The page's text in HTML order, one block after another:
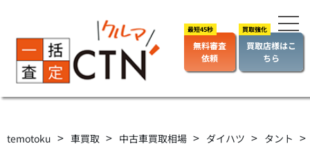
無料審査
依頼
買取店様はこ
ちら
temotoku > 車買取 > 中古車買取相場 > ダイハツ > タント >